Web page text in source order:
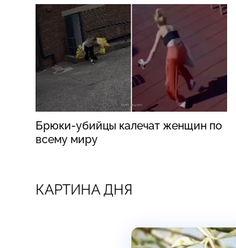
Брюки-убийцы калечат женщин по
всему миру
КАРТИНА ДНЯ